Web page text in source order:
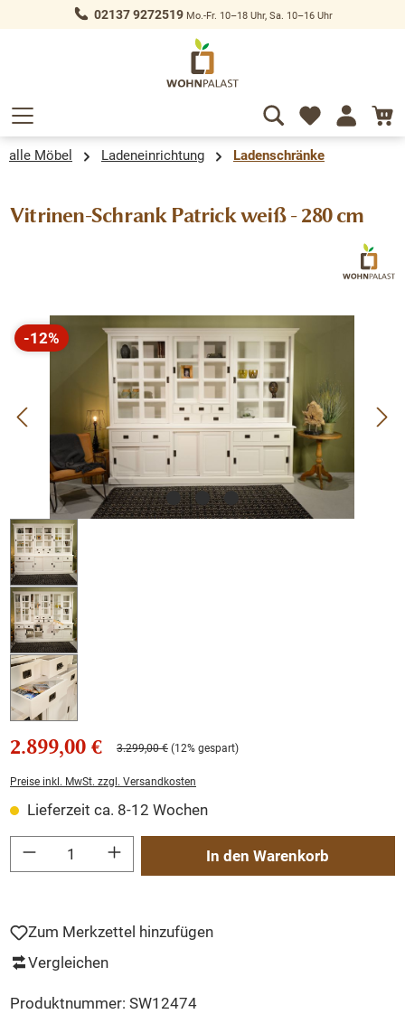
springen 02137 9272519Mo.-Fr. 10–18 Uhr, Sa. 10–16 Uhr
alle Möbel Ladeneinrichtung Ladenschränke
Vitrinen-Schrank Patrick weiß - 280 cm
Bildergalerie überspringen
-12%
Rabatt
2.899,00 € 3.299,00 € (12% gespart)
Preise inkl. MwSt. zzgl. Versandkosten
Lieferzeit ca. 8-12 Wochen
Produkt Anzahl: Gib den gewünschten Wert ein oder benutze die Schaltflächen
In den Warenkorb
Zum Merkzettel hinzufügen
Vergleichen
Produktnummer: SW12474